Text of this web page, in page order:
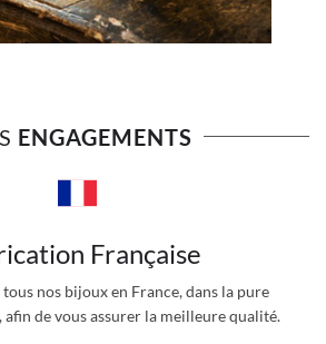
ENGAGEMENTS
Française
nos bijoux en France, dans la pure
de vous assurer la meilleure qualité.